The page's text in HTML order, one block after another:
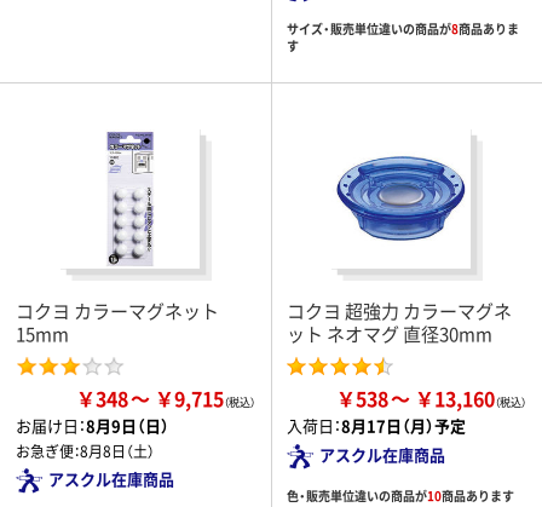
サイズ・販売単位違いの商品が8商品ありま
す
コクヨ カラーマグネット
15mm
￥348 ￥9,715
お届け日：8月9日（日）
お急ぎ便：8月8日（土）
アスクル在庫商品
コクヨ 超強力 カラーマグネ
ット ネオマグ 直径30mm
￥538 ￥13,160
入荷日：8月17日（月）予定
アスクル在庫商品
色・販売単位違いの商品が10商品あります